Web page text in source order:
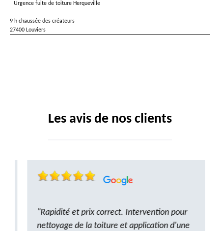
Urgence fuite de toiture Herqueville
9 h chaussée des créateurs
27400 Louviers
Les avis de nos clients
"Rapidité et prix correct. Intervention pour
nettoyage de la toiture et application d'une